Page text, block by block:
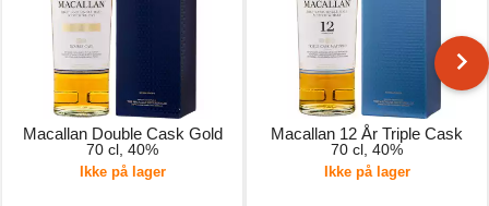
Macallan Double Cask Gold
70 cl, 40%
Ikke på lager
Macallan 12 År Triple Cask
70 cl, 40%
Ikke på lager